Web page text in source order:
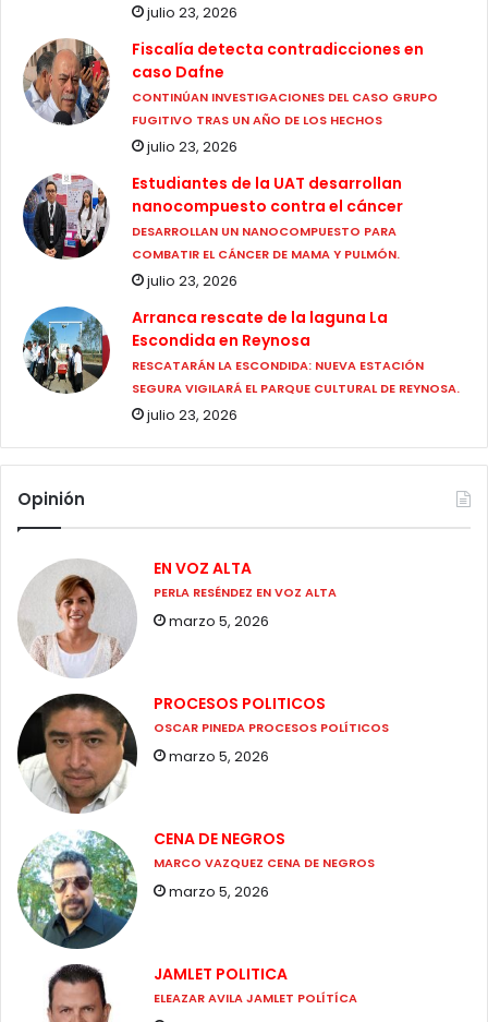
julio 23, 2026
Fiscalía detecta contradicciones en
caso Dafne
CONTINÚAN INVESTIGACIONES DEL CASO GRUPO
FUGITIVO TRAS UN AÑO DE LOS HECHOS
julio 23, 2026
Estudiantes de la UAT desarrollan
nanocompuesto contra el cáncer
DESARROLLAN UN NANOCOMPUESTO PARA
COMBATIR EL CÁNCER DE MAMA Y PULMÓN.
julio 23, 2026
Arranca rescate de la laguna La
Escondida en Reynosa
RESCATARÁN LA ESCONDIDA: NUEVA ESTACIÓN
SEGURA VIGILARÁ EL PARQUE CULTURAL DE REYNOSA.
julio 23, 2026
Opinión
EN VOZ ALTA
PERLA RESÉNDEZ EN VOZ ALTA
marzo 5, 2026
PROCESOS POLITICOS
OSCAR PINEDA PROCESOS POLÍTICOS
marzo 5, 2026
CENA DE NEGROS
MARCO VAZQUEZ CENA DE NEGROS
marzo 5, 2026
JAMLET POLITICA
ELEAZAR AVILA JAMLET POLÍTÍCA